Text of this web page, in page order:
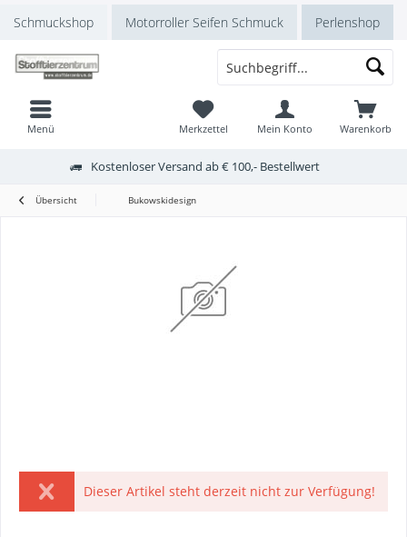
Schmuckshop Motorroller Seifen Schmuck Perlenshop
Kostenloser Versand ab € 100,- Bestellwert
Warenkorb
Merkzettel Mein Konto
Menü
Übersicht Bukowskidesign
Dieser Artikel steht derzeit nicht zur Verfügung!